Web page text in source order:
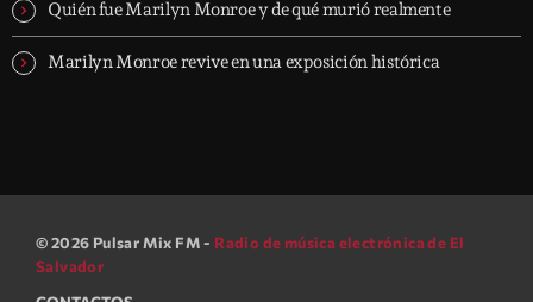
Quién fue Marilyn Monroe y de qué murió realmente
Marilyn Monroe revive en una exposición histórica
© 2026 Pulsar Mix FM - Radio de música electrónica de El
Salvador